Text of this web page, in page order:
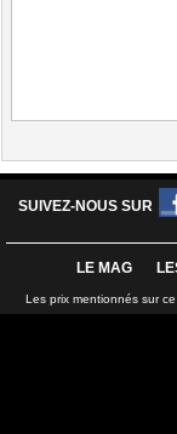
SUIVEZ-NOUS SUR
LE MAG
Les prix mentionnés sur